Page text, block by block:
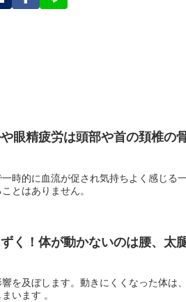
眼精疲労は頭部や首の頚椎の
時的に血流が促され気持ちよく感じる
とはありません。
く！体が動かないのは腰、太
を及ぼします。動きにくくなった体は
います 。